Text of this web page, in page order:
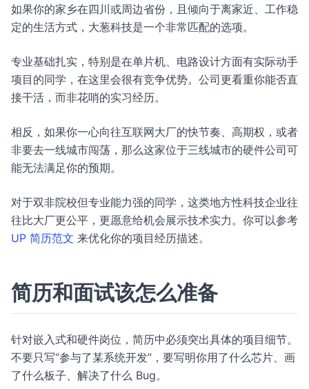
如果你的家乡在四川或周边省份，且倾向于离家近、工作稳
定的生活方式，大葱科技是一个非常匹配的选项。
专业基础扎实，特别是在单片机、电路设计方面有实际动手
项目的同学，在这里会很有竞争优势。公司更看重你能否直
接干活，而非花哨的实习经历。
相反，如果你一心向往互联网大厂的快节奏、高期权，或者
非要去一线城市闯荡，那么这家位于三线城市的硬件公司可
能无法满足你的预期。
对于双非院校但专业能力强的同学，这类地方性科技企业往
往比大厂更公平，更愿意给机会展示技术实力。你可以参考
UP 简历范文 来优化你的项目经历描述。
简历和面试该怎么准备
针对嵌入式和硬件岗位，简历中必须突出具体的项目细节。
不要只写“参与了某系统开发”，要写明你用了什么芯片、画
了什么板子、解决了什么 Bug。